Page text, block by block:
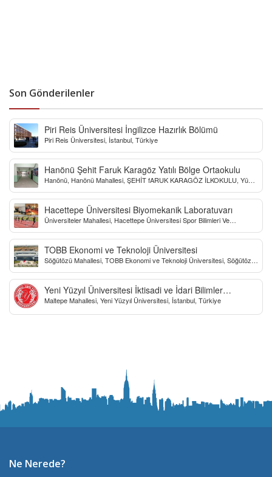
Son Gönderilenler
Piri Reis Üniversitesi İngilizce Hazırlık Bölümü
Piri Reis Üniversitesi, İstanbul, Türkiye
Hanönü Şehit Faruk Karagöz Yatılı Bölge Ortaokulu
Hanönü, Hanönü Mahallesi, ŞEHİT fARUK KARAGÖZ İLKOKULU, Yücel
Hacettepe Üniversitesi Biyomekanik Laboratuvarı
Üniversiteler Mahallesi, Hacettepe Üniversitesi Spor Bilimleri Ve
TOBB Ekonomi ve Teknoloji Üniversitesi
Söğütözü Mahallesi, TOBB Ekonomi ve Teknoloji Üniversitesi, Söğütözü
Yeni Yüzyıl Üniversitesi İktisadi ve İdari Bilimler
Fakültesi
Maltepe Mahallesi, Yeni Yüzyıl Üniversitesi, İstanbul, Türkiye
Ne Nerede?